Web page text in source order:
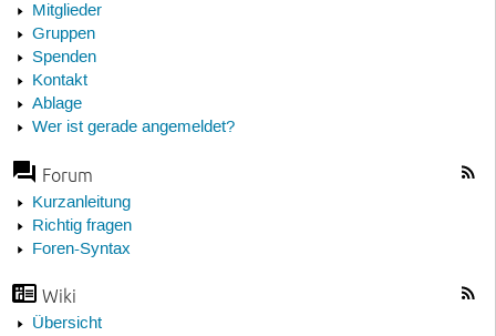
Mitglieder
Gruppen
Spenden
Kontakt
Ablage
Wer ist gerade angemeldet?
Forum
Kurzanleitung
Richtig fragen
Foren-Syntax
Wiki
Übersicht